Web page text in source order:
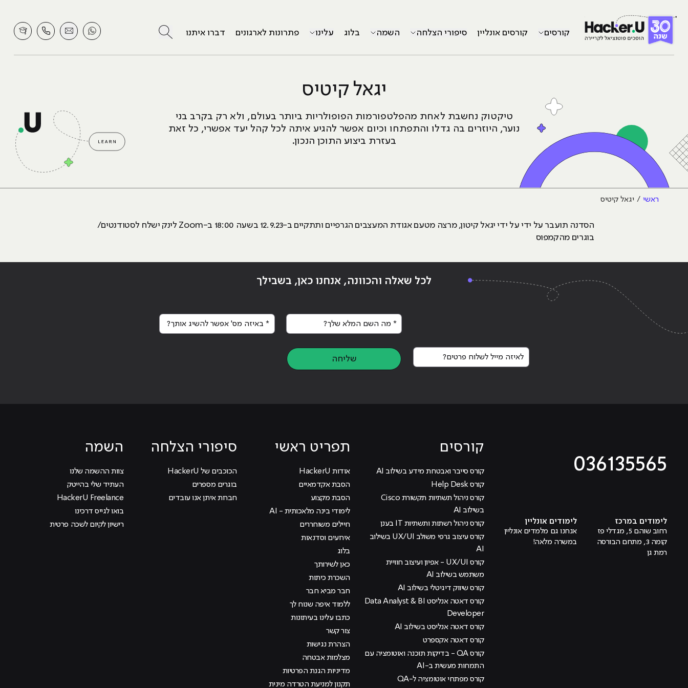
קורסים קורסים אונליין סיפורי הצלחה השמה בלוג עלינו פתרונות לארגונים דברו איתנו לחץ לחיפוש
יגאל קיטיס
טיקטוק נחשבת לאחת מהפלטפורמות הפופולריות ביותר בעולם, ולא רק בקרב בני
נוער, היוזרים בה גדלו והתפתחו וכיום אפשר להגיע איתה לכל קהל יעד אפשרי, כל זאת
בעזרת ביצוע התוכן הנכון.
ראשי יגאל קיטיס
הסדנה תועבר על ידי על ידי יגאל קיטון, מרצה מטעם אגודת המעצבים הגרפיים ותתקיים ב-12.9.23 בשעה 18:00 ב-Zoom לינק ישלח לסטודנטים/
בוגרים מהקמפוס
לכל שאלה והכוונה, אנחנו כאן, בשבילך
* מה השם המלא שלך? * באיזה מס' אפשר להשיג אותך?
לאיזה מייל לשלוח פרטים?
שליחה
036135565
לימודים במרכז
רחוב שוהם 5, מגדלי פז
קומה 3, מתחם הבורסה
רמת גן
לימודים אונליין
אנחנו גם מלמדים אונליין
במשרה מלאה!
קורסים
קורס סייבר ואבטחת מידע בשילוב AI
קורס Help Desk
קורס ניהול תשתיות תקשורת Cisco
בשילוב AI
קורס ניהול רשתות ותשתיות IT בענן
קורס עיצוב גרפי משולב UX/UI בשילוב
AI
קורס UX/UI - אפיון ועיצוב חוויית
משתמש בשילוב AI
קורס שיווק דיגיטלי בשילוב AI
קורס דאטה אנליסט Data Analyst & BI
Developer
קורס דאטה אנליסט בשילוב AI
קורס דאטה אקספרט
קורס QA - בדיקות תוכנה ואוטומציה עם
התמחות מעשית ב-AI
קורס מפתחי אוטומציה ל-QA
תפריט ראשי
אודות HackerU
הסבת אקדמאיים
הסבת מקצוע
לימודי בינה מלאכותית - AI
חיילים משוחררים
אירועים וסדנאות
בלוג
כאן לשירותך
השכרת כיתות
חבר מביא חבר
ללמוד איפה שנוח לך
כתבו עלינו בעיתונות
צור קשר
הצהרת נגישות
מצלמות אבטחה
מדיניות הגנת הפרטיות
תקנון למניעת הטרדה מינית
סיפורי הצלחה
הכוכבים של HackerU
בוגרים מספרים
חברות איתן אנו עובדים
השמה
צוות ההשמה שלנו
העתיד שלי בהייטק
HackerU Freelance
בואו לגייס דרכינו
רישיון לקיום לשכה פרטית